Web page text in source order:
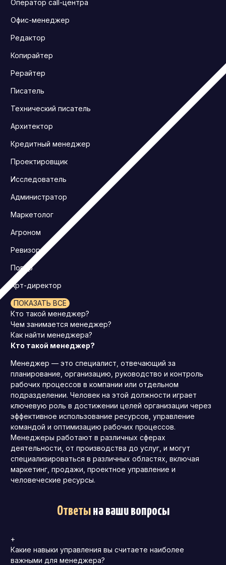
Оператор call-центра
Офис-менеджер
Редактор
Копирайтер
Рерайтер
Писатель
Технический писатель
Архитектор
Кредитный менеджер
Проектировщик
Исследователь
Администратор
Маркетолог
Агроном
Ревизор
Повар
Арт-директор
ПОКАЗАТЬ ВСЕ
Кто такой менеджер?
Чем занимается менеджер?
Как найти менеджера?
Кто такой менеджер?
Менеджер — это специалист, отвечающий за
планирование, организацию, руководство и контроль
рабочих процессов в компании или отдельном
подразделении. Человек на этой должности играет
ключевую роль в достижении целей организации через
эффективное использование ресурсов, управление
командой и оптимизацию рабочих процессов.
Менеджеры работают в различных сферах
деятельности, от производства до услуг, и могут
специализироваться в различных областях, включая
маркетинг, продажи, проектное управление и
человеческие ресурсы.
Ответына ваши вопросы
+
Какие навыки управления вы считаете наиболее
важными для менеджера?